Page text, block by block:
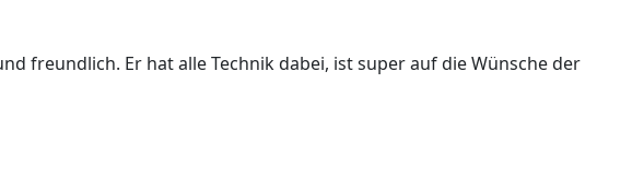
freundlich. Er hat alle Technik dabei, ist super auf die Wünsche der